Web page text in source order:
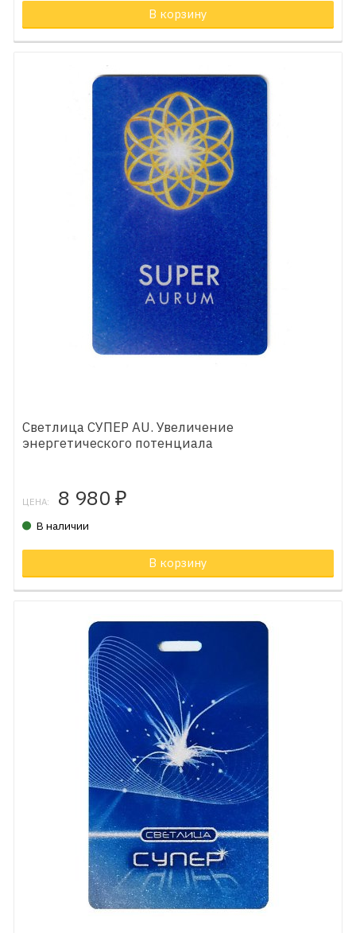
В корзину
Светлица СУПЕР AU. Увеличение
энергетического потенциала
ЦЕНА: 8 980 ₽
В наличии
В корзину